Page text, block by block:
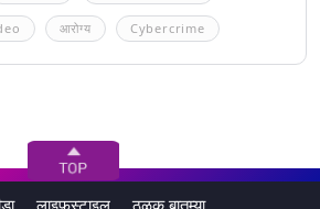
आरोग्य Cybercrime
लाइफस्टाइल ठळक बातम्या